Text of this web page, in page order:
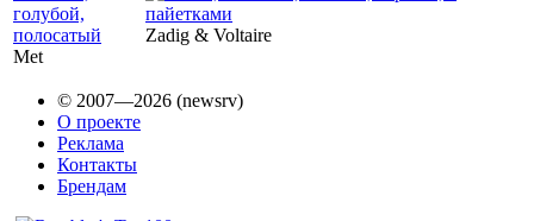
Met
Zadig & Voltaire
© 2007—2026 (newsrv)
О проекте
Реклама
Контакты
Брендам